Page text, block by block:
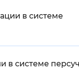
в системе
в системе